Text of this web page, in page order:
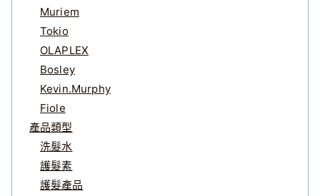
Muriem
Tokio
OLAPLEX
Bosley
Kevin.Murphy
Fiole
產品類型
洗髮水
護髮素
護髮產品